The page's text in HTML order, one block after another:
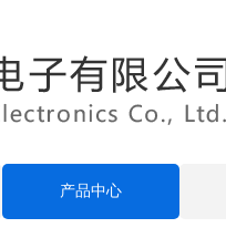
产品中心